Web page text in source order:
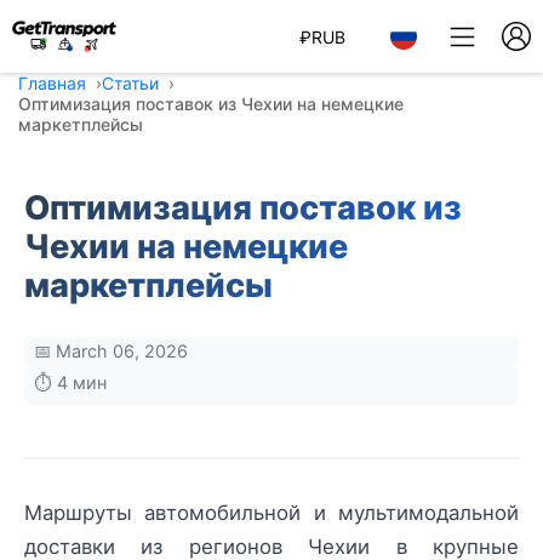
₽RUB
Главная
Статьи
Оптимизация поставок из Чехии на немецкие
маркетплейсы
Оптимизация поставок из
Чехии на немецкие
маркетплейсы
📅 March 06, 2026
⏱️ 4 мин
Маршруты автомобильной и мультимодальной
доставки из регионов Чехии в крупные